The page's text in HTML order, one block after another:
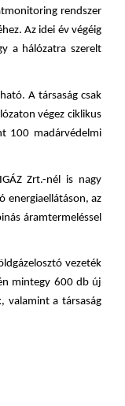
rendszer
Az idei év végéig
a hálózatra szerelt
A társaság csak
végez ciklikus
100 madárvédelmi
Zrt.-nél is nagy
energiaellátáson, az
áramtermeléssel
vezeték
mintegy 600 db új
valamint a társaság